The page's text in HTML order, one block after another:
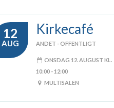
12
AUG
Kirkecafé
ANDET - OFFENTLIGT
ONSDAG 12. AUGUST KL.
10:00 - 12:00
MULTISALEN